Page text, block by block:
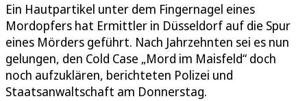
Ein Hautpartikel unter dem Fingernagel eines
Mordopfers hat Ermittler in Düsseldorf auf die Spur
eines Mörders geführt. Nach Jahrzehnten sei es nun
gelungen, den Cold Case „Mord im Maisfeld“ doch
noch aufzuklären, berichteten Polizei und
Staatsanwaltschaft am Donnerstag.